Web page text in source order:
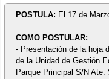
POSTULA: El 17 de
COMO POSTULAR:
- Presentación de la hoja
de la Unidad de Gestión
Parque Principal S/N Ate.